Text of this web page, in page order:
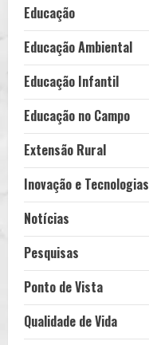
Educação
Educação Ambiental
Educação Infantil
Educação no Campo
Extensão Rural
Inovação e Tecnologias
Notícias
Pesquisas
Ponto de Vista
Qualidade de Vida